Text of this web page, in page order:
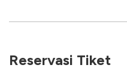
Reservasi Tiket